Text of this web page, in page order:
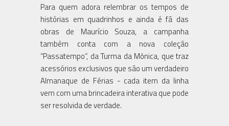
Para quem adora relembrar os tempos de
histórias em quadrinhos e ainda é fã das
obras de Maurício Souza, a campanha
também conta com a nova coleção
“Passatempo”, da Turma da Mônica, que traz
acessórios exclusivos que são um verdadeiro
Almanaque de Férias - cada item da linha
vem com uma brincadeira interativa que pode
ser resolvida de verdade.